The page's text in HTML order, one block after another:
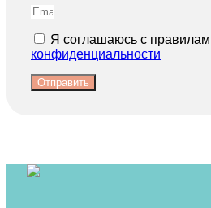
Я соглашаюсь с
конфиденциальности
Отправить